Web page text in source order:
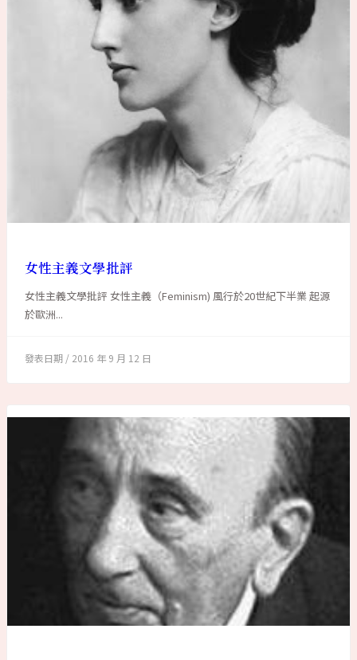
女性主義文學批評
女性主義文學批評 女性主義（Feminism) 風行於20世紀下半業 起源
於歐洲...
2016 年 9 月 12 日